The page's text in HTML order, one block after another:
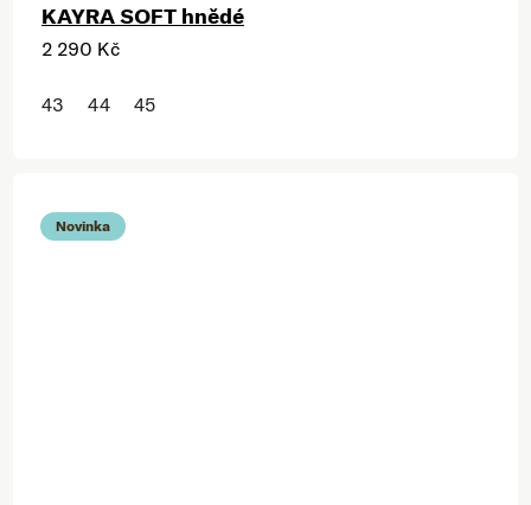
KAYRA SOFT hnědé
2 290 Kč
43 44 45
Novinka